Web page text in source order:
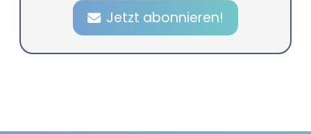
Jetzt abonnieren!